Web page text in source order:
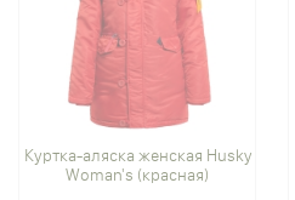
Куртка-аляска женская Husky
Woman's (красная)